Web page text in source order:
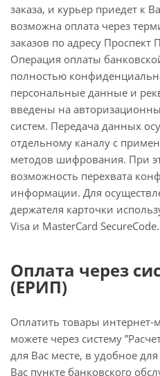
заказа, и курьер приедет к
возможна оплата через
заказов по адресу Проспект
Операция оплаты
полностью
персональные данные и
введены на
систем. Передача данных
отдельному каналу с
методов шифрования. При
возможность перехвата
информации. Для
держателя карточки
Visa и MasterCard
Оплата через
(ЕРИП)
Оплатить товары интернет-
можете через систему
для Вас месте, в удобное
Вас пункте банковского